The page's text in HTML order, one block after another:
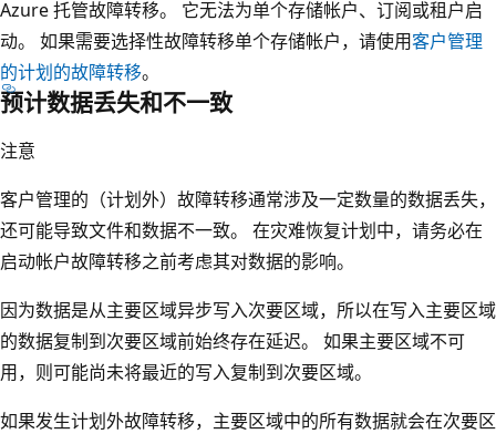
Azure 托管故障转移。 它无法为单个存储帐户、订阅或租户启
动。 如果需要选择性故障转移单个存储帐户，请使用客户管理
的计划的故障转移。
预计数据丢失和不一致
注意
客户管理的（计划外）故障转移通常涉及一定数量的数据丢失，
还可能导致文件和数据不一致。 在灾难恢复计划中，请务必在
启动帐户故障转移之前考虑其对数据的影响。
因为数据是从主要区域异步写入次要区域，所以在写入主要区域
的数据复制到次要区域前始终存在延迟。 如果主要区域不可
用，则可能尚未将最近的写入复制到次要区域。
如果发生计划外故障转移，主要区域中的所有数据就会在次要区